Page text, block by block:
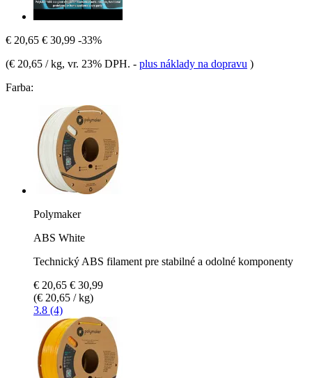
€ 20,65 € 30,99 -33%
(€ 20,65 / kg, vr. 23% DPH. - plus náklady na dopravu )
Farba:
Polymaker
ABS White
Technický ABS filament pre stabilné a odolné komponenty
€ 20,65 € 30,99
(€ 20,65 / kg)
3.8 (4)